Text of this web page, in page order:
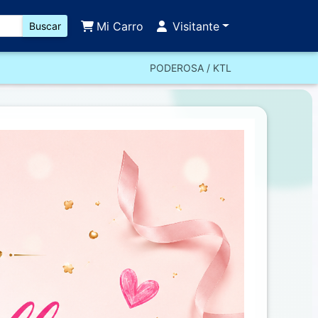
Buscar Mi Carro Visitante
PODEROSA / KTL